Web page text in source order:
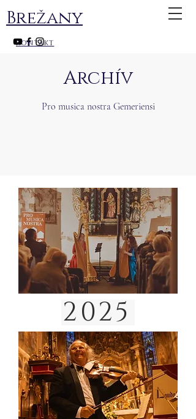
kontakt
Brežany
Archív
Pro musica nostra Gemeriensi
2025